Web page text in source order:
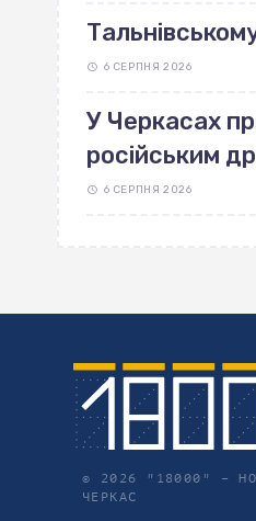
6 СЕРПНЯ 2026
У Черкасах
російським
6 СЕРПНЯ 2026
© 2026 "18000" –
ЧЕРКАС